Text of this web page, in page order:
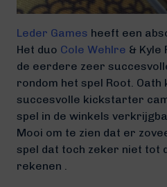
Leder Games heeft een
Het duo Cole Wehlre & Kyle
de eerdere zeer
rondom het spel Root. Oath
succesvolle kickstarter
spel in de winkels
Mooi om te zien dat er
spel dat toch zeker niet tot
rekenen .